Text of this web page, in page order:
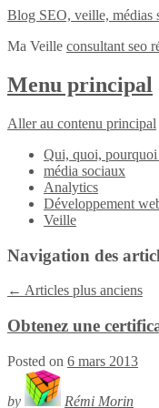
Blog SEO, veille, médias
Ma Veille consultant seo
Menu principal
Aller au contenu principal
Qui, quoi, pourquoi
média sociaux
Analytics
Développement
Veille
Navigation des
← Articles plus anciens
Obtenez une
Posted on 6 mars 2013
by
Rémi Morin